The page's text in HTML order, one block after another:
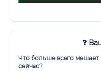
❓
Что больше всего
сейчас?